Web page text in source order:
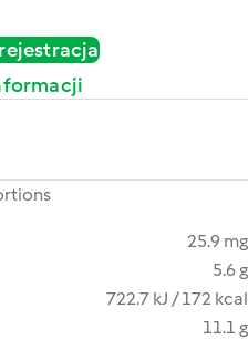
25.9 mg
5.6 g
722.7 kJ / 172 kcal
11.1 g